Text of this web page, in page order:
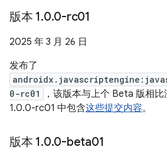
版本 1.0.0-rc01
2025 年 3 月 26 日
发布了
0-rc01
，该版本与上个 Beta 版相
1.0.0-rc01 中包含这些提交内容。
版本 1.0.0-beta01